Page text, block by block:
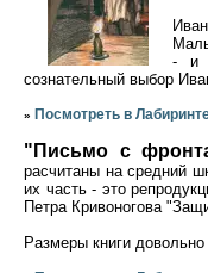
- и
сознательный выбор
» Посмотреть в
"Письмо с
расчитаны на средний
их часть - это
Петра Кривоногова
Размеры книги